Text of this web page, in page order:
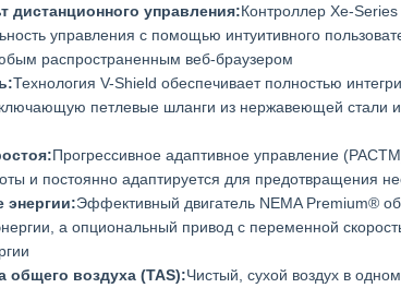
дистанционного управления:Контроллер Xe-
управления с помощью интуитивного
распространенным веб-браузером
Технология V-Shield обеспечивает полностью
петлевые шланги из нержавеющей стали
Прогрессивное адаптивное управление
и постоянно адаптируется для предотвращения
энергии:Эффективный двигатель NEMA Premium®
а опциональный привод с переменной
общего воздуха (TAS):Чистый, сухой воздух в